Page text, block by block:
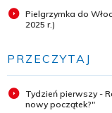
Pielgrzymka do
2025 r.)
PRZECZYTAJ
Tydzień pierwszy -
nowy początek?"